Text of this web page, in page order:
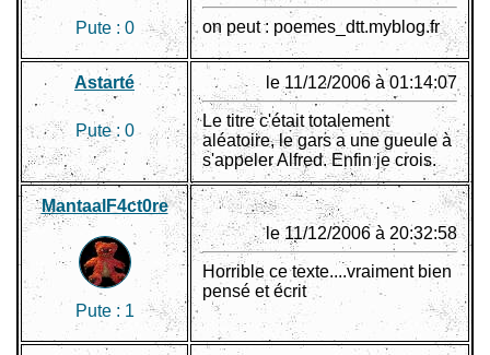
Pute : 0 on peut : poemes_dtt.myblog.fr
Astarté
Pute : 0
le 11/12/2006 à 01:14:07
Le titre c'était totalement
aléatoire, le gars a une gueule à
s'appeler Alfred. Enfin je crois.
MantaalF4ct0re
Pute : 1
le 11/12/2006 à 20:32:58
Horrible ce texte....vraiment bien
pensé et écrit